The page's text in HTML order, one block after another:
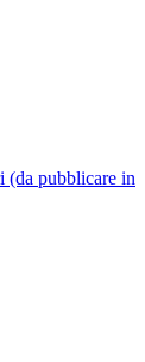
(da pubblicare in